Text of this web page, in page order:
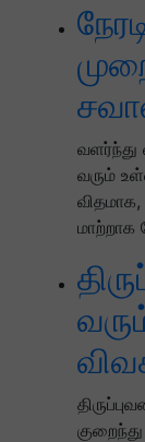
வளர்ந்து
வரும்
விதமாக,
மாற்றாக